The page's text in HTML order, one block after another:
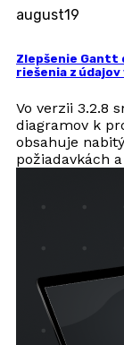
august19
Zlepšenie Gantt
riešenia z údajov
Vo verzii 3.2.8
diagramov k
obsahuje
požiadavkách